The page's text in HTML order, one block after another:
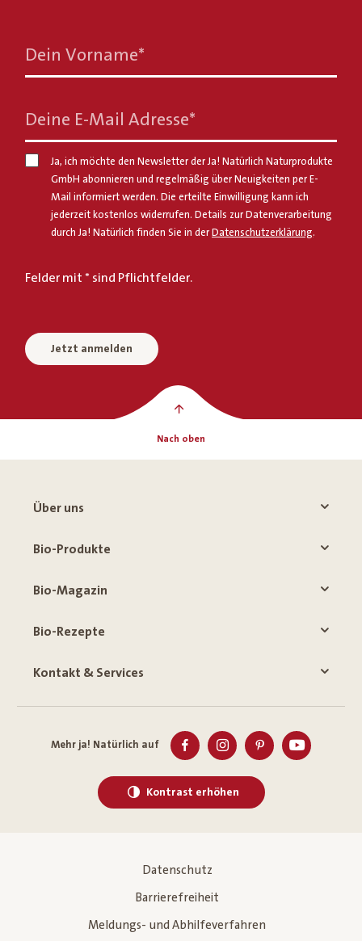
Dein Vorname*
Deine E-Mail Adresse*
Ja, ich möchte den Newsletter der Ja! Natürlich Naturprodukte
GmbH abonnieren und regelmäßig über Neuigkeiten per E-
Mail informiert werden. Die erteilte Einwilligung kann ich
jederzeit kostenlos widerrufen. Details zur Datenverarbeitung
durch Ja! Natürlich finden Sie in derDatenschutzerklärung.
Felder mit * sind Pflichtfelder.
Jetzt anmelden
Nach oben
Über uns
Bio-Produkte
Bio-Magazin
Bio-Rezepte
Kontakt & Services
Mehr ja! Natürlich auf
Kontrast erhöhen
Datenschutz
Barrierefreiheit
Meldungs- und Abhilfeverfahren